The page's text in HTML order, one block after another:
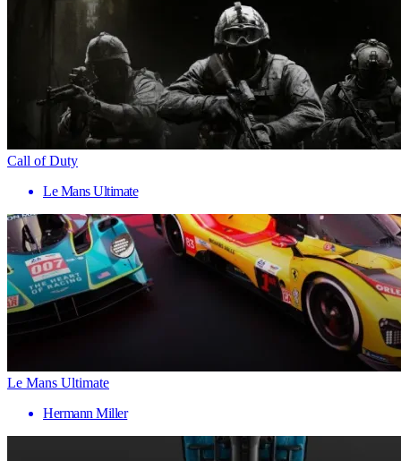
Call of Duty
Le Mans Ultimate
Le Mans Ultimate
Hermann Miller